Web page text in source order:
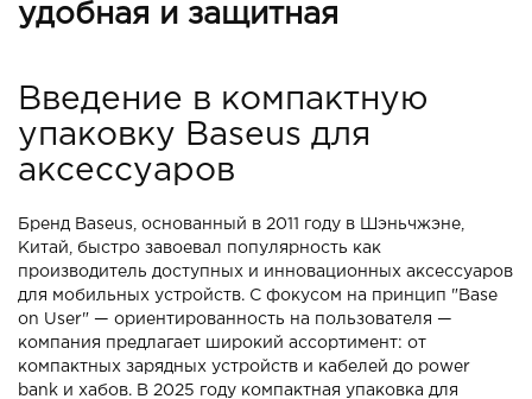
удобная и защитная
Введение в компактную
упаковку Baseus для
аксессуаров
Бренд Baseus, основанный в 2011 году в Шэньчжэне,
Китай, быстро завоевал популярность как
производитель доступных и инновационных аксессуаров
для мобильных устройств. С фокусом на принцип "Base
on User" — ориентированность на пользователя —
компания предлагает широкий ассортимент: от
компактных зарядных устройств и кабелей до power
bank и хабов. В 2025 году компактная упаковка для